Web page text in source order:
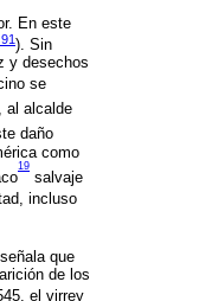
En este
). Sin
y desechos
se
al alcalde
daño
como
19
salvaje
incluso
que
de los
el virrey